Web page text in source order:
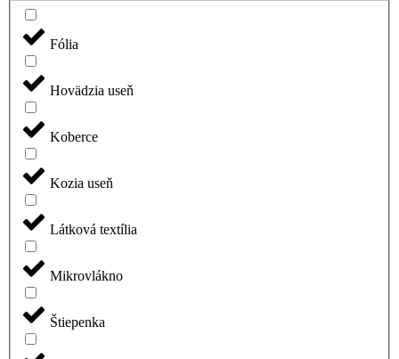
Fólia
Hovädzia useň
Koberce
Kozia useň
Látková textília
Mikrovlákno
Štiepenka